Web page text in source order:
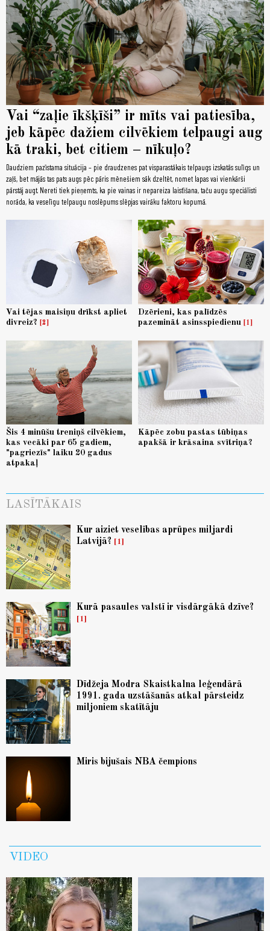
Vai “zaļie īkšķīši” ir mīts vai patiesība,
jeb kāpēc dažiem cilvēkiem telpaugi aug
kā traki, bet citiem – nīkuļo?
Daudziem pazīstama situācija – pie draudzenes pat visparastākais telpaugs izskatās sulīgs un
zaļš, bet mājās tas pats augs pēc pāris mēnešiem sāk dzeltēt, nomet lapas vai vienkārši
pārstāj augt. Nereti tiek pieņemts, ka pie vainas ir nepareiza laistīšana, taču augu speciālisti
norāda, ka veselīgu telpaugu noslēpums slēpjas vairāku faktoru kopumā.
Vai tējas maisiņu drīkst apliet
divreiz?
2
Dzērieni, kas palīdzēs
pazemināt asinsspiedienu
1
Šis 4 minūšu treniņš cilvēkiem,
kas vecāki par 65 gadiem,
"pagriezīs" laiku 20 gadus
atpakaļ
Kāpēc zobu pastas tūbiņas
apakšā ir krāsaina svītriņa?
LASĪTĀKAIS
Kur aiziet veselības aprūpes miljardi
Latvijā?
1
Kurā pasaules valstī ir visdārgākā dzīve?
1
Dīdžeja Modra Skaistkalna leģendārā
1991. gada uzstāšanās atkal pārsteidz
miljoniem skatītāju
Miris bijušais NBA čempions
VIDEO